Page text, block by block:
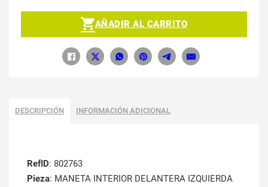
AÑADIR AL CARRITO
DESCRIPCIÓN INFORMACIÓN ADICIONAL
RefID: 802763
Pieza: MANETA INTERIOR DELANTERA IZQUIERDA